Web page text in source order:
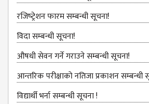
EMIS UNIT
RESEARCH
MANAGEMENT
CELL
EDUCATIONAL
CONSULTANT
रजिष्‍ट्रेशन फारम सम्बन्धी सूचना!
विदा सम्बन्धी सूचना!
औषधी सेवन गर्ने गराउने सम्बन्धी सूचना!
आन्तरिक परीक्षाको नतिजा प्रकाशन सम्बन्धी
विद्यार्थी भर्ना सम्बन्धी सूचना !